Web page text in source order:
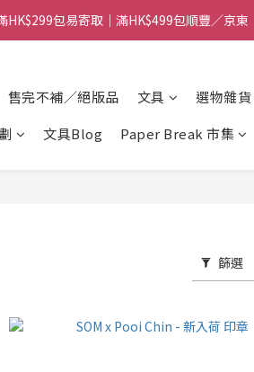
包易寄取｜滿HK$499包順豐／京東
包易寄取｜滿HK$499包順豐／京東
HK$299包易寄取｜滿HK$499包順豐／京東
售完不補／絕版品 文具 選物雜貨
文具Blog Paper Break 市集
篩選